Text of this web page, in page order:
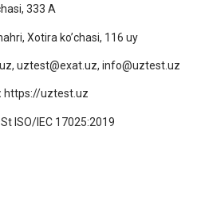
333 A
Xotira ko’chasi, 116 uy
uztest@exat.uz, info@uztest.uz
https://uztest.uz
ISO/IEC 17025:2019